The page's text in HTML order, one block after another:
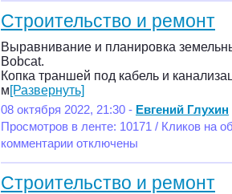
Строительство и ремонт
Выравнивание и планировка
Bobcat.
Копка траншей под кабель и
м[Развернуть]
08 октября 2022, 21:30 - Евгений Глухин
Просмотров в ленте: 10171 / Кликов на
комментарии отключены
Строительство и ремонт